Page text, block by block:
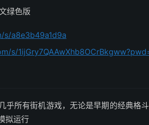
绿色版
s/a8e3b49a1d9a
s/
乎所有街机游戏，无论是早期的经典格
拟运行